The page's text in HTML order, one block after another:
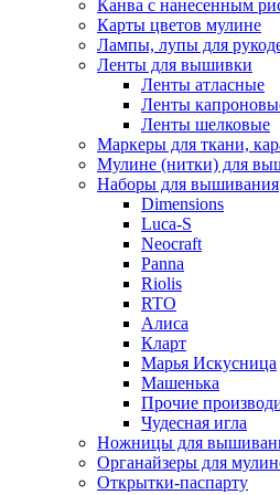
Канва с нанесенным
Карты цветов мулине
Лампы, лупы для
Ленты для вышивки
Ленты атласные
Ленты
Ленты шелковые
Маркеры для ткани,
Мулине (нитки) для
Наборы для вышивания
Dimensions
Luca-S
Neocraft
Panna
Riolis
RTO
Алиса
Кларт
Марья Искусница
Машенька
Прочие
Чудесная игла
Ножницы для
Органайзеры для
Открытки-паспарту